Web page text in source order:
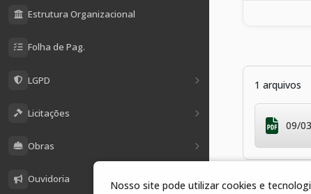
Estrutura Organizacional
Folha de Pag.
LGPD
Licitações
Obras
Ouvidoria
1 arquivos
09/
Nosso site pode utilizar cookies e